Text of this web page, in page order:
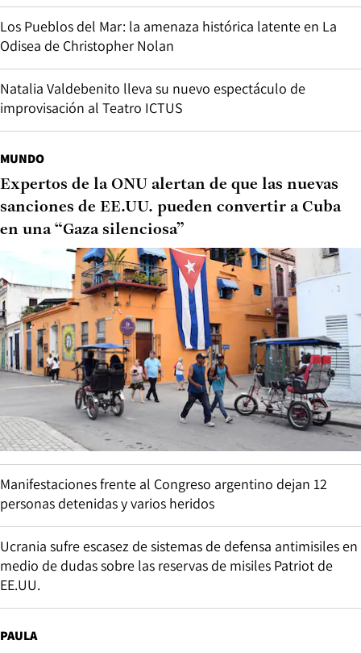
Los Pueblos del Mar: la amenaza histórica latente en La
Odisea de Christopher Nolan
Natalia Valdebenito lleva su nuevo espectáculo de
improvisación al Teatro ICTUS
MUNDO
Expertos de la ONU alertan de que las nuevas
sanciones de EE.UU. pueden convertir a Cuba
en una “Gaza silenciosa”
Manifestaciones frente al Congreso argentino dejan 12
personas detenidas y varios heridos
Ucrania sufre escasez de sistemas de defensa antimisiles en
medio de dudas sobre las reservas de misiles Patriot de
EE.UU.
PAULA